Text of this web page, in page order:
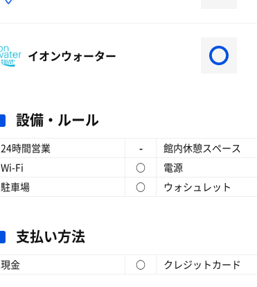
イオンウォーター
設備・ルール
24時間営業 - 館内休憩スペース
Wi-Fi
○ 電源
駐車場
○ ウォシュレット
支払い方法
現金 ○ クレジットカード